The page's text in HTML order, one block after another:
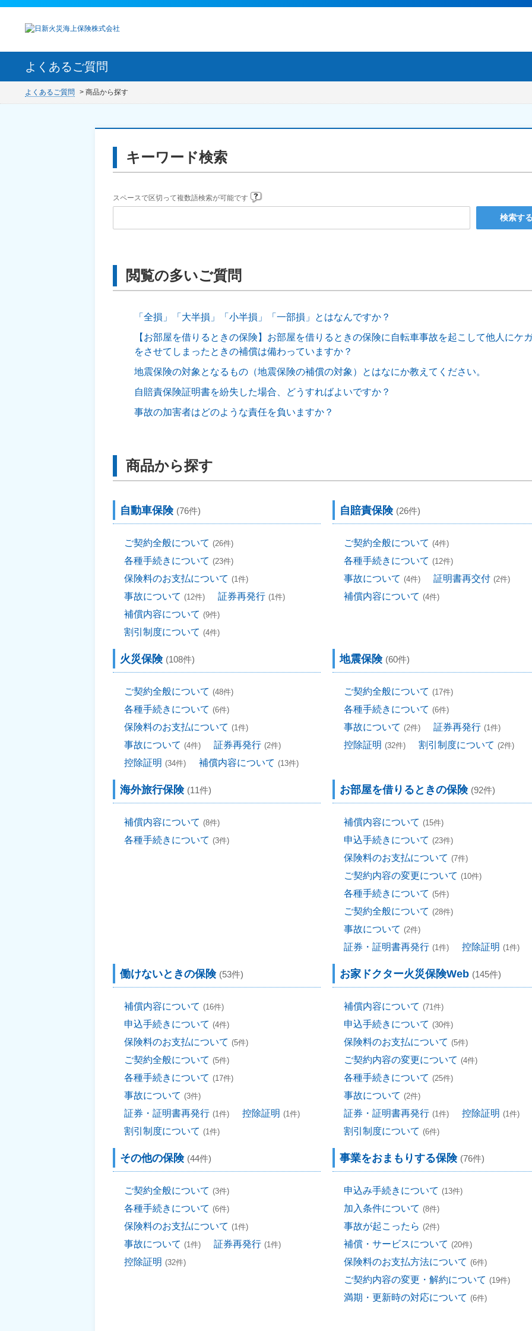
よくあるご質問
よくあるご質問 > 商品から探す
キーワード検索
スペースで区切って複数語検索が可能です
閲覧の多いご質問
「全損」「大半損」「小半損」「一部損」とはなんですか？
【お部屋を借りるときの保険】お部屋を借りるときの保険に自転車事故を起こして他人にケ
をさせてしまったときの補償は備わっていますか？
地震保険の対象となるもの（地震保険の補償の対象）とはなにか教えてください。
自賠責保険証明書を紛失した場合、どうすればよいですか？
事故の加害者はどのような責任を負いますか？
商品から探す
自動車保険 (76件)
ご契約全般について (26件)
各種手続きについて (23件)
保険料のお支払について (1件)
事故について (12件) 証券再発行 (1件)
補償内容について (9件)
割引制度について (4件)
自賠責保険 (26件)
ご契約全般について (4件)
各種手続きについて (12件)
事故について (4件) 証明書再交付 (2件)
補償内容について (4件)
火災保険 (108件)
ご契約全般について (48件)
各種手続きについて (6件)
保険料のお支払について (1件)
事故について (4件) 証券再発行 (2件)
控除証明 (34件) 補償内容について (13件)
地震保険 (60件)
ご契約全般について (17件)
各種手続きについて (6件)
事故について (2件) 証券再発行 (1件)
控除証明 (32件) 割引制度について (2件)
海外旅行保険 (11件)
補償内容について (8件)
各種手続きについて (3件)
お部屋を借りるときの保険 (92件)
補償内容について (15件)
申込手続きについて (23件)
保険料のお支払について (7件)
ご契約内容の変更について (10件)
各種手続きについて (5件)
ご契約全般について (28件)
事故について (2件)
証券・証明書再発行 (1件) 控除証明 (1件)
働けないときの保険 (53件)
補償内容について (16件)
申込手続きについて (4件)
保険料のお支払について (5件)
ご契約全般について (5件)
各種手続きについて (17件)
事故について (3件)
証券・証明書再発行 (1件) 控除証明 (1件)
割引制度について (1件)
お家ドクター火災保険Web (145件)
補償内容について (71件)
申込手続きについて (30件)
保険料のお支払について (5件)
ご契約内容の変更について (4件)
各種手続きについて (25件)
事故について (2件)
証券・証明書再発行 (1件) 控除証明 (1件)
割引制度について (6件)
その他の保険 (44件)
ご契約全般について (3件)
各種手続きについて (6件)
保険料のお支払について (1件)
事故について (1件) 証券再発行 (1件)
控除証明 (32件)
事業をおまもりする保険 (76件)
申込み手続きについて (13件)
加入条件について (8件)
事故が起こったら (2件)
補償・サービスについて (20件)
保険料のお支払方法について (6件)
ご契約内容の変更・解約について (19件)
満期・更新時の対応について (6件)